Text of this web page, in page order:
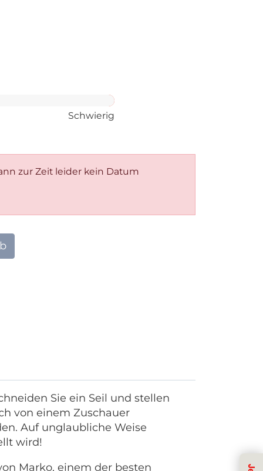
Schwierig
zur Zeit leider kein Datum
Sie ein Seil und stellen
von einem Zuschauer
Auf unglaubliche Weise
wird!
Marko, einem der besten